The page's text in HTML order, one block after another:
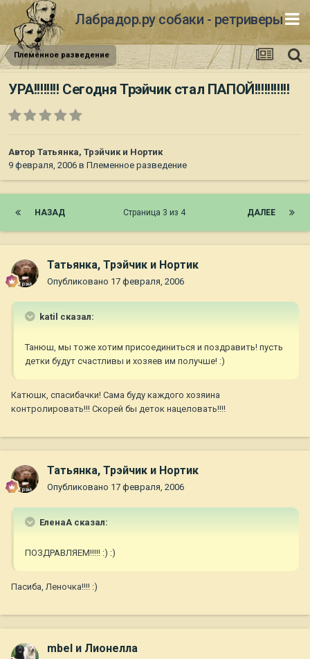
Лабрадор.ру собаки - ретриверы
Племенное разведение
УРА!!!!!!!! Сегодня Трэйчик стал ПАПОЙ!!!!!!!!!!!
Автор Татьянка, Трэйчик и Нортик
9 февраля, 2006 в Племенное разведение
НАЗАД ДАЛЕЕ
Страница 3 из 4
Татьянка, Трэйчик и Нортик
Опубликовано 17 февраля, 2006
katil сказал:
Танюш, мы тоже хотим присоединиться и поздравить! пусть
детки будут счастливы и хозяев им получше! :)
Катюшк, спасибачки! Сама буду каждого хозяина
контролировать!!! Скорей бы деток нацеловать!!!!
Татьянка, Трэйчик и Нортик
Опубликовано 17 февраля, 2006
ЕленаА сказал:
ПОЗДРАВЛЯЕМ!!!!! :) :)
Пасиба, Леночка!!!! :)
mbel и Лионелла